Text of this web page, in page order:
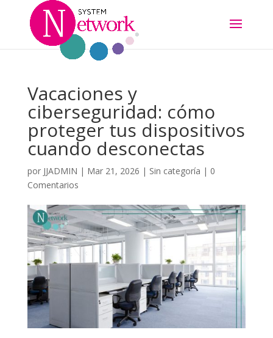
Vacaciones y
ciberseguridad: cómo
proteger tus dispositivos
cuando desconectas
por JJADMIN | Mar 21, 2026 | Sin categoría | 0
Comentarios